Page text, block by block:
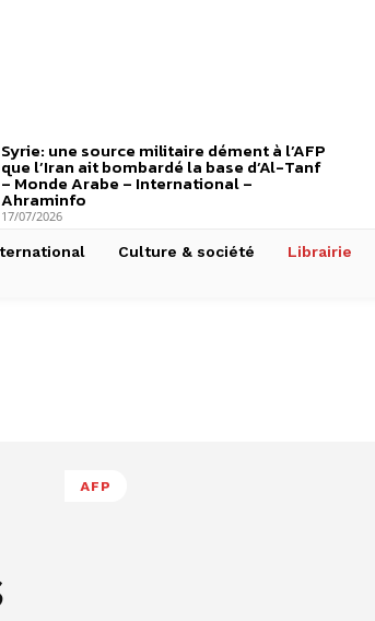
Syrie: une source militaire dément à l’AFP
que l’Iran ait bombardé la base d’Al-Tanf
– Monde Arabe – International –
Ahraminfo
17/07/2026
Culture & société Librairie
AFP